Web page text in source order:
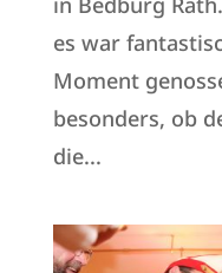
es war
Moment
besonders, ob
die...